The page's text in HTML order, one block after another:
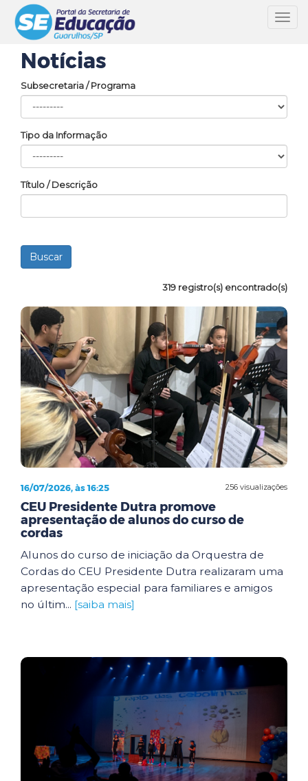
Notícias
Subsecretaria / Programa
Tipo da Informação
Título / Descrição
319 registro(s) encontrado(s)
256 visualizações
16/07/2026, às 16:25
CEU Presidente Dutra promove
apresentação de alunos do curso de
cordas
Alunos do curso de iniciação da Orquestra de
Cordas do CEU Presidente Dutra realizaram uma
apresentação especial para familiares e amigos
no últim... [saiba mais]